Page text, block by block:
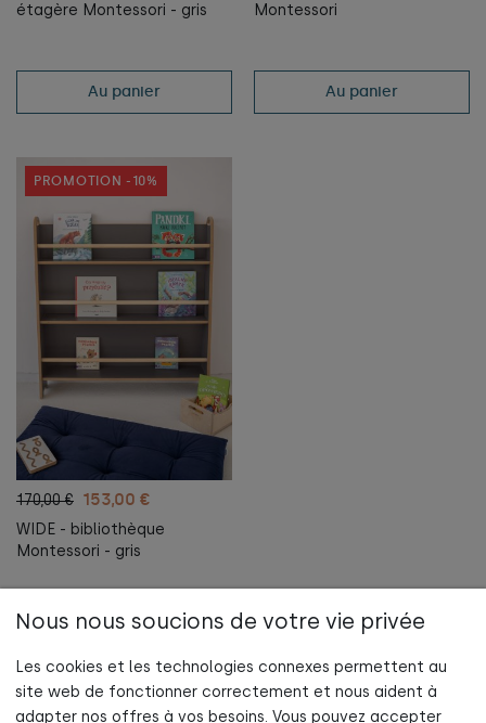
étagère Montessori - gris
Au panier
Montessori
Au panier
170,00 € 153,00 €
WIDE - bibliothèque
Montessori - gris
Au panier
PROMOTION -10%
Nous nous soucions de votre vie privée
Les cookies et les technologies connexes permettent au
site web de fonctionner correctement et nous aident à
adapter nos offres à vos besoins. Vous pouvez accepter